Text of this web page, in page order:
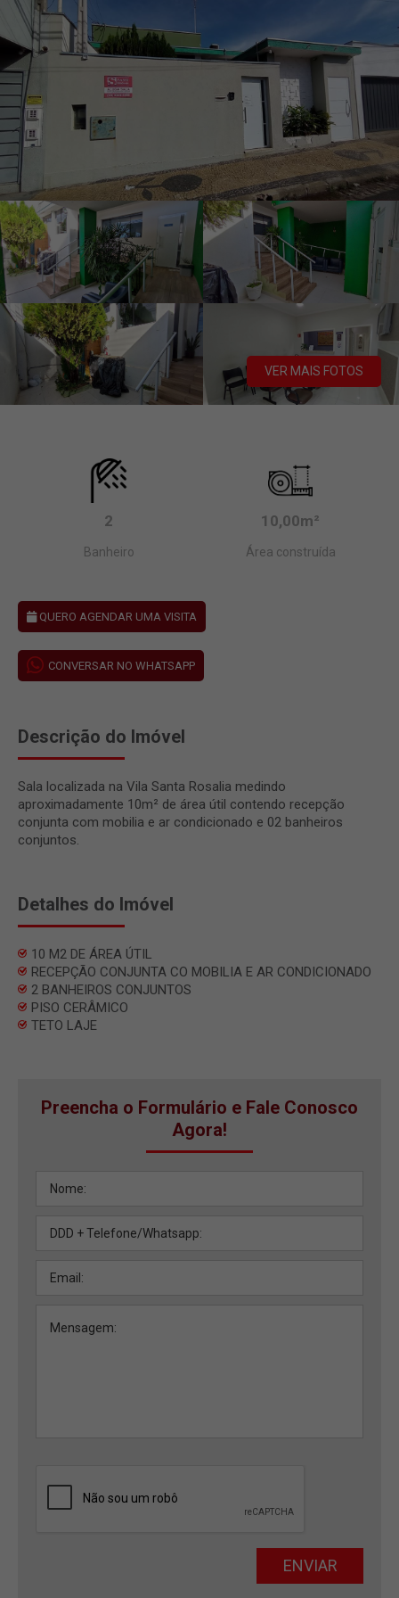
VER MAIS FOTOS
2
Banheiro
10,00m²
Área construída
QUERO AGENDAR UMA VISITA
CONVERSAR NO WHATSAPP
Descrição do Imóvel
Sala localizada na Vila Santa Rosalia medindo
aproximadamente 10m² de área útil contendo recepção
conjunta com mobilia e ar condicionado e 02 banheiros
conjuntos.
Detalhes do Imóvel
10 M2 DE ÁREA ÚTIL
RECEPÇÃO CONJUNTA CO MOBILIA E AR CONDICIONADO
2 BANHEIROS CONJUNTOS
PISO CERÂMICO
TETO LAJE
Preencha o Formulário e Fale Conosco
Agora!